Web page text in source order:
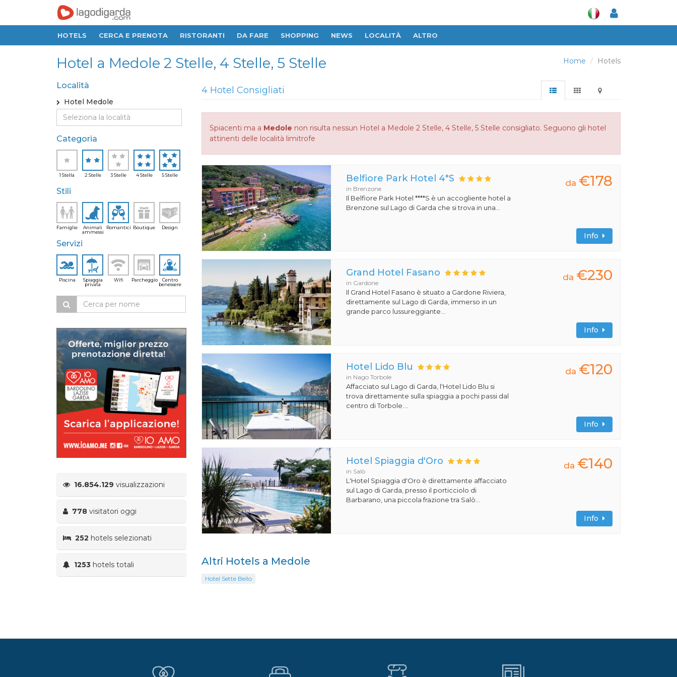
HOTELS CERCA E PRENOTA RISTORANTI DA FARE SHOPPING NEWS LOCALITÀ ALTRO
Home Hotels
Hotel a Medole 2 Stelle, 4 Stelle, 5 Stelle
Località
Hotel Medole
Categoria
1 Stella 2 Stelle 3 Stelle 4 Stelle 5 Stelle
Stili
Famiglie
Animali
ammessi
Romantici Boutique Design
Servizi
Piscina
Spiaggia
privata
Wifi Parcheggio
Centro
benessere
16.854.129 visualizzazioni
778 visitatori oggi
252 hotels selezionati
1253 hotels totali
4 Hotel Consigliati
Spiacenti ma a Medole non risulta nessun Hotel a Medole 2 Stelle, 4 Stelle, 5 Stelle consigliato. Seguono gli hotel
attinenti delle località limitrofe
Belfiore Park Hotel 4*S
in Brenzone
Il Belfiore Park Hotel ****S è un accogliente hotel a
Brenzone sul Lago di Garda che si trova in una...
da €178
Info
Grand Hotel Fasano
in Gardone
Il Grand Hotel Fasano è situato a Gardone Riviera,
direttamente sul Lago di Garda, immerso in un
grande parco lussureggiante...
da €230
Info
Hotel Lido Blu
in Nago Torbole
Affacciato sul Lago di Garda, l'Hotel Lido Blu si
trova direttamente sulla spiaggia a pochi passi dal
centro di Torbole....
da €120
Info
Hotel Spiaggia d'Oro
in Salò
L'Hotel Spiaggia d'Oro è direttamente affacciato
sul Lago di Garda, presso il porticciolo di
Barbarano, una piccola frazione tra Salò...
da €140
Info
Altri Hotels a Medole
Hotel Sette Bello